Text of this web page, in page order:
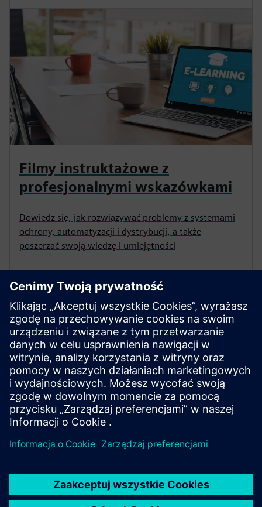
Filmy instruktażowe z
profesjonalnymi wskazówkami
Dowiedz się, jak rozwiązywać problemy z systemami
ochrony, automatyzacji i dystrybucji, a także
poszerzać swoją wiedzę i umiejętności
Notatki PRO
Otrzymuj wiadomości o portfolio i ofertach
Subskrybuj